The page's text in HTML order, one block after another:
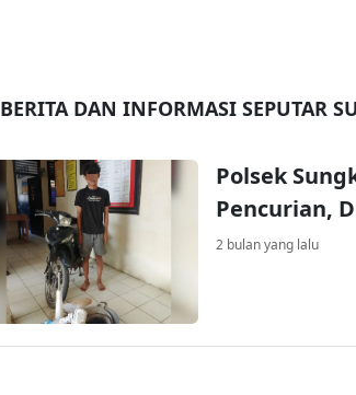
BERITA DAN INFORMASI SEPUTAR
Polsek
Pencurian,
2 bulan yang lalu